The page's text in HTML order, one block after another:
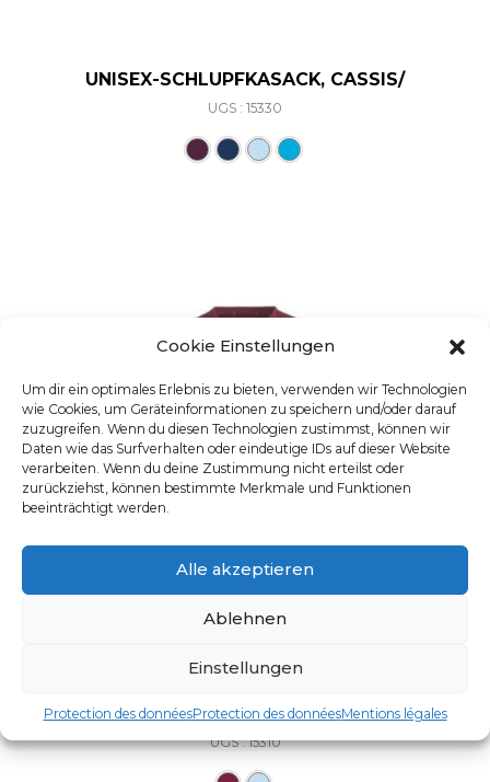
Cookie Einstellungen
Um dir ein optimales Erlebnis zu bieten, verwenden wir Technologien
wie Cookies, um Geräteinformationen zu speichern und/oder darauf
zuzugreifen. Wenn du diesen Technologien zustimmst, können wir
Daten wie das Surfverhalten oder eindeutige IDs auf dieser Website
verarbeiten. Wenn du deine Zustimmung nicht erteilst oder
zurückziehst, können bestimmte Merkmale und Funktionen
beeinträchtigt werden.
Alle akzeptieren
Ablehnen
Einstellungen
Protection des donnéesProtection des donnéesMentions légales
UNISEX-SCHLUPFKASACK, CASSIS/
UGS : 15330
UNISEX-KASACK
UGS : 15310